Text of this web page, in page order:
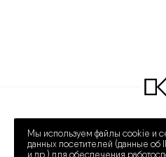
ПРЕЧИСТЕНКА 30/2
Мы используем файлы cookie и
данных посетителей (данные об
и др.) для обеспечения